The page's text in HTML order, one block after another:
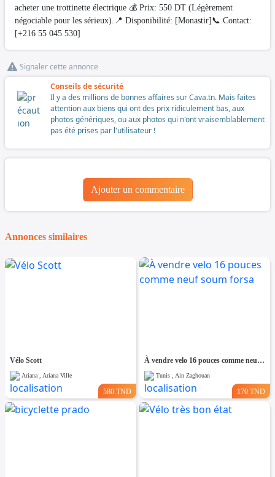
acheter une trottinette électrique 💰 Prix: 550 DT (Légèrement
négociable pour les sérieux).📍 Disponibilité: [Monastir]📞 Contact:
[+216 55 045 530]
Signaler cette annonce
Conseils de sécurité
Il y a des millions de bonnes affaires sur Cava.tn. Mais faites
attention aux biens qui ont des prix ridiculement bas, aux
photos génériques, ou aux photos qui n'ont vraisemblablement
pas été prises par l'utilisateur !
Ajouter un commentaire
Annonces similaires
Vélo Scott
Ariana , Ariana Ville
580 TND
À vendre velo 16 pouces comme neuf soum forsa
Tunis , Ain Zaghouan
170 TND